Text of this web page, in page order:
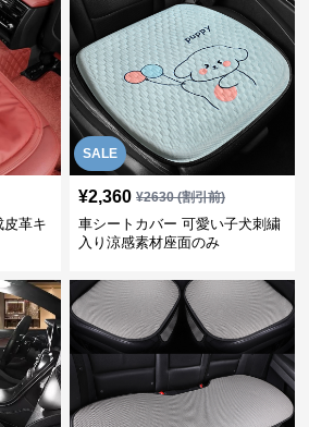
皮革キ
SALE
¥2,360 ¥2630(割引前)
車シートカバー 可愛い子犬刺繍
入り涼感素材座面のみ